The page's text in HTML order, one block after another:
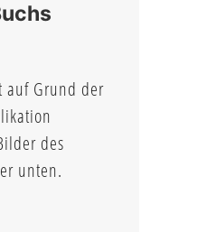
auf Grund der
des
unten.